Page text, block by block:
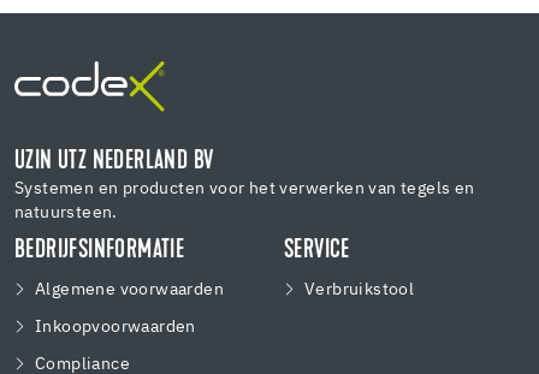
UZIN UTZ NEDERLAND BV
Systemen en producten voor het verwerken van tegels en
natuursteen.
BEDRIJFSINFORMATIE
Algemene voorwaarden
Inkoopvoorwaarden
Compliance
SERVICE
Verbruikstool